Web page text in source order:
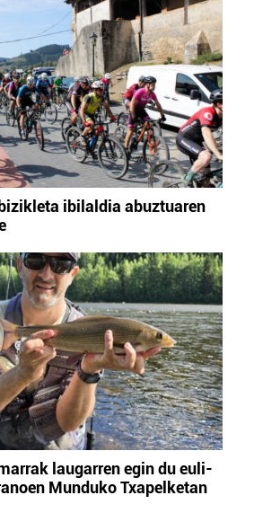
ibilaldia abuztuaren
laugarren egin du euli-
Munduko Txapelketan